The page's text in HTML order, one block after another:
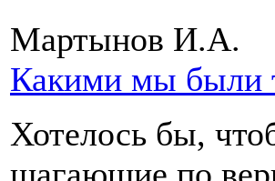
Мартынов И.А.
Какими мы были
Хотелось бы,